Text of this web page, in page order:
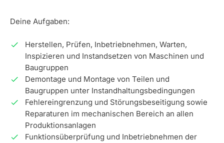
Deine Aufgaben:
Herstellen, Prüfen, Inbetriebnehmen, Warten,
Inspizieren und Instandsetzen von Maschinen und
Baugruppen
Demontage und Montage von Teilen und
Baugruppen unter Instandhaltungsbedingungen
Fehlereingrenzung und Störungsbeseitigung sowie
Reparaturen im mechanischen Bereich an allen
Produktionsanlagen
Funktionsüberprüfung und Inbetriebnehmen der